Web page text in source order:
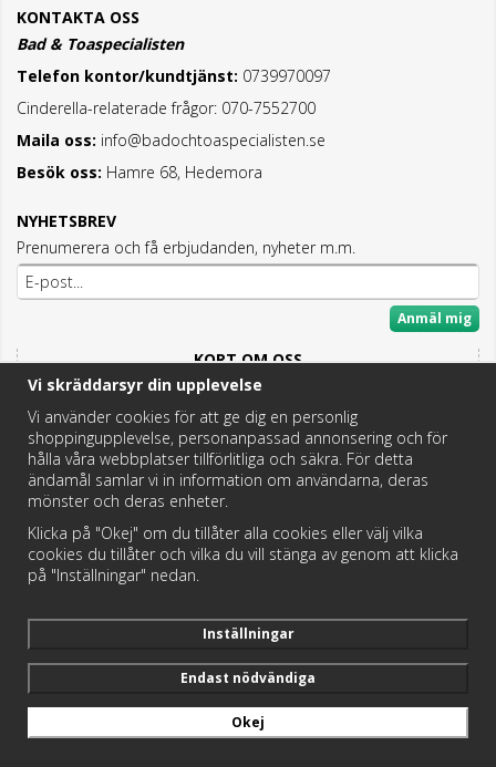
KONTAKTA OSS
Bad & Toaspecialisten
Telefon kontor/kundtjänst: 0739970097
Cinderella-relaterade frågor: 070-7552700
Maila oss: info@badochtoaspecialisten.se
Besök oss: Hamre 68, Hedemora
NYHETSBREV
Prenumerera och få erbjudanden, nyheter m.m.
Anmäl mig
KORT OM OSS
Här hittar du det bästa och mesta inom Badrum,
Fritidstoaletter och VVS.
Butik i Hedemora.
Vi hjälper dig hitta rätt reservdel!
https://badochtoaspecialisten.se/return/
Vi skräddarsyr din upplevelse
Vi använder cookies för att ge dig en personlig
shoppingupplevelse, personanpassad annonsering och för
hålla våra webbplatser tillförlitliga och säkra. För detta
ändamål samlar vi in information om användarna, deras
mönster och deras enheter.
Klicka på "Okej" om du tillåter alla cookies eller välj vilka
cookies du tillåter och vilka du vill stänga av genom att klicka
på "Inställningar" nedan.
Inställningar
Endast nödvändiga
Okej